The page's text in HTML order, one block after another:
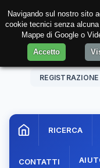
08 Aug. 202615:46:45
RICERCA
CONTATTI
Navigando sul nostro sito
cookie tecnici senza
Mappe di Google o
Accetto